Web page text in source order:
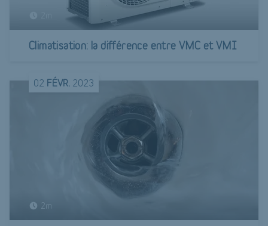
Climatisation: la différence entre VMC et VMI
02 FÉVR. 2023
2m